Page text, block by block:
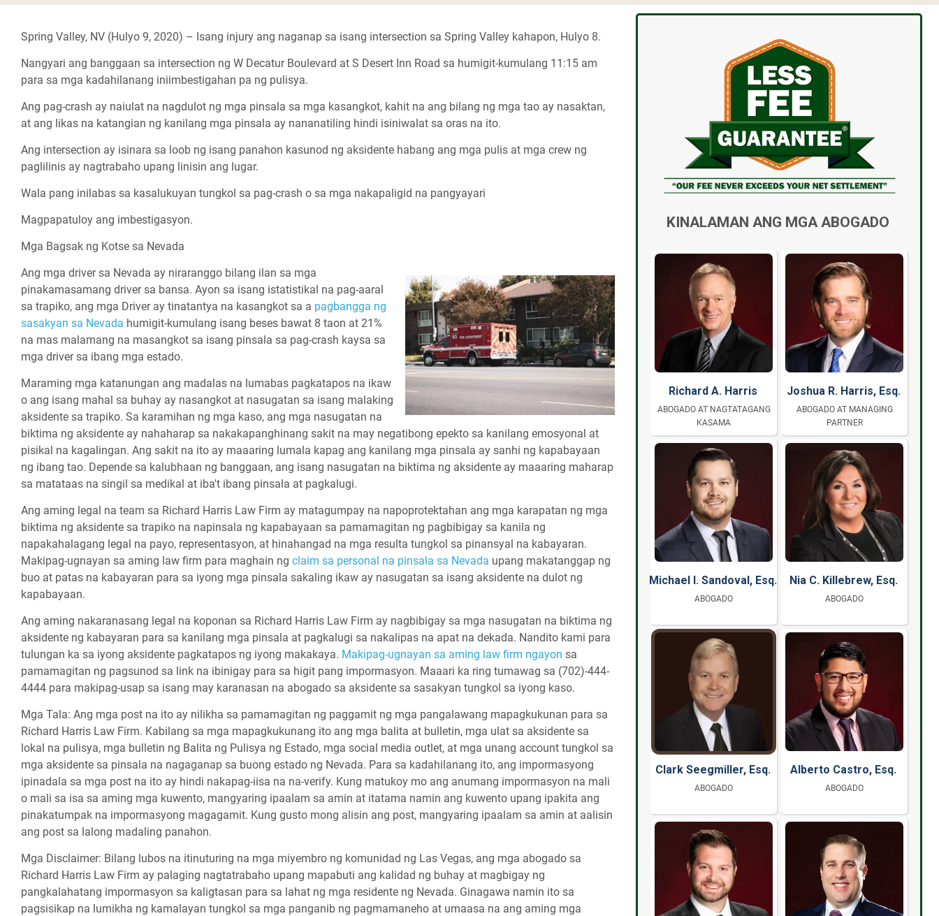
Spring Valley, NV (Hulyo 9, 2020) – Isang injury ang naganap sa isang intersection sa Spring Valley kahapon, Hulyo 8.
Nangyari ang banggaan sa intersection ng W Decatur Boulevard at S Desert Inn Road sa humigit-kumulang 11:15 am
para sa mga kadahilanang iniimbestigahan pa ng pulisya.
Ang pag-crash ay naiulat na nagdulot ng mga pinsala sa mga kasangkot, kahit na ang bilang ng mga tao ay nasaktan,
at ang likas na katangian ng kanilang mga pinsala ay nananatiling hindi isiniwalat sa oras na ito.
Ang intersection ay isinara sa loob ng isang panahon kasunod ng aksidente habang ang mga pulis at mga crew ng
paglilinis ay nagtrabaho upang linisin ang lugar.
Wala pang inilabas sa kasalukuyan tungkol sa pag-crash o sa mga nakapaligid na pangyayari
Magpapatuloy ang imbestigasyon.
Mga Bagsak ng Kotse sa Nevada
Ang mga driver sa Nevada ay niraranggo bilang ilan sa mga
pinakamasamang driver sa bansa. Ayon sa isang istatistikal na pag-aaral
sa trapiko, ang mga Driver ay tinatantya na kasangkot sa a pagbangga ng
sasakyan sa Nevada humigit-kumulang isang beses bawat 8 taon at 21%
na mas malamang na masangkot sa isang pinsala sa pag-crash kaysa sa
mga driver sa ibang mga estado.
Maraming mga katanungan ang madalas na lumabas pagkatapos na ikaw
o ang isang mahal sa buhay ay nasangkot at nasugatan sa isang malaking
aksidente sa trapiko. Sa karamihan ng mga kaso, ang mga nasugatan na
biktima ng aksidente ay nahaharap sa nakakapanghinang sakit na may negatibong epekto sa kanilang emosyonal at
pisikal na kagalingan. Ang sakit na ito ay maaaring lumala kapag ang kanilang mga pinsala ay sanhi ng kapabayaan
ng ibang tao. Depende sa kalubhaan ng banggaan, ang isang nasugatan na biktima ng aksidente ay maaaring maharap
sa matataas na singil sa medikal at iba't ibang pinsala at pagkalugi.
Ang aming legal na team sa Richard Harris Law Firm ay matagumpay na napoprotektahan ang mga karapatan ng mga
biktima ng aksidente sa trapiko na napinsala ng kapabayaan sa pamamagitan ng pagbibigay sa kanila ng
napakahalagang legal na payo, representasyon, at hinahangad na mga resulta tungkol sa pinansyal na kabayaran.
Makipag-ugnayan sa aming law firm para maghain ng claim sa personal na pinsala sa Nevada upang makatanggap ng
buo at patas na kabayaran para sa iyong mga pinsala sakaling ikaw ay nasugatan sa isang aksidente na dulot ng
kapabayaan.
Ang aming nakaranasang legal na koponan sa Richard Harris Law Firm ay nagbibigay sa mga nasugatan na biktima ng
aksidente ng kabayaran para sa kanilang mga pinsala at pagkalugi sa nakalipas na apat na dekada. Nandito kami para
tulungan ka sa iyong aksidente pagkatapos ng iyong makakaya. Makipag-ugnayan sa aming law firm ngayon sa
pamamagitan ng pagsunod sa link na ibinigay para sa higit pang impormasyon. Maaari ka ring tumawag sa (702)-444-
4444 para makipag-usap sa isang may karanasan na abogado sa aksidente sa sasakyan tungkol sa iyong kaso.
Mga Tala: Ang mga post na ito ay nilikha sa pamamagitan ng paggamit ng mga pangalawang mapagkukunan para sa
Richard Harris Law Firm. Kabilang sa mga mapagkukunang ito ang mga balita at bulletin, mga ulat sa aksidente sa
lokal na pulisya, mga bulletin ng Balita ng Pulisya ng Estado, mga social media outlet, at mga unang account tungkol sa
mga aksidente sa pinsala na nagaganap sa buong estado ng Nevada. Para sa kadahilanang ito, ang impormasyong
ipinadala sa mga post na ito ay hindi nakapag-iisa na na-verify. Kung matukoy mo ang anumang impormasyon na mali
o mali sa isa sa aming mga kuwento, mangyaring ipaalam sa amin at itatama namin ang kuwento upang ipakita ang
pinakatumpak na impormasyong magagamit. Kung gusto mong alisin ang post, mangyaring ipaalam sa amin at aalisin
ang post sa lalong madaling panahon.
Mga Disclaimer: Bilang lubos na itinuturing na mga miyembro ng komunidad ng Las Vegas, ang mga abogado sa
Richard Harris Law Firm ay palaging nagtatrabaho upang mapabuti ang kalidad ng buhay at magbigay ng
pangkalahatang impormasyon sa kaligtasan para sa lahat ng mga residente ng Nevada. Ginagawa namin ito sa
pagsisikap na lumikha ng kamalayan tungkol sa mga panganib ng pagmamaneho at umaasa na ang aming mga
KINALAMAN ANG MGA ABOGADO
Richard A. Harris
ABOGADO AT NAGTATAGANG
KASAMA
Joshua R. Harris, Esq.
ABOGADO AT MANAGING
PARTNER
Michael I. Sandoval, Esq.
ABOGADO
Nia C. Killebrew, Esq.
ABOGADO
Clark Seegmiller, Esq.
ABOGADO
Alberto Castro, Esq.
ABOGADO